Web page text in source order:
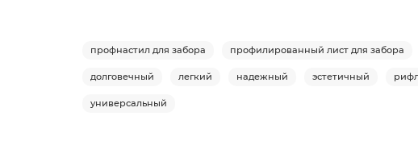
профнастил для забора профилированный лист для забора
долговечный легкий надежный эстетичный
универсальный